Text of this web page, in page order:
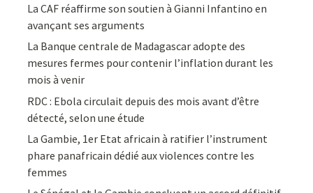
La CAF réaffirme son soutien à Gianni Infantino en
avançant ses arguments
La Banque centrale de Madagascar adopte des
mesures fermes pour contenir l’inflation durant les
mois à venir
RDC : Ebola circulait depuis des mois avant d’être
détecté, selon une étude
La Gambie, 1er Etat africain à ratifier l’instrument
phare panafricain dédié aux violences contre les
femmes